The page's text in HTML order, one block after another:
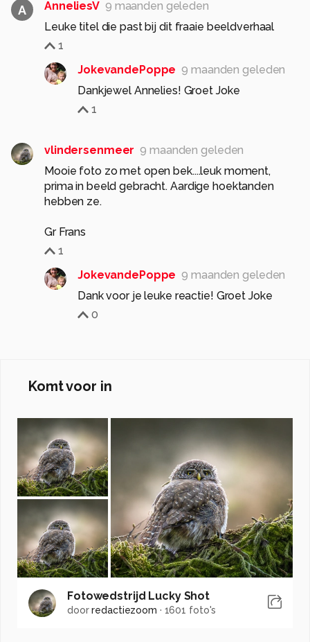
A AnneliesV 9 maanden geleden
Leuke titel die past bij dit fraaie beeldverhaal
1
JokevandePoppe 9 maanden geleden
Dankjewel Annelies! Groet Joke
1
vlindersenmeer 9 maanden geleden
Mooie foto zo met open bek....leuk moment,
prima in beeld gebracht. Aardige hoektanden
hebben ze.
Gr Frans
1
JokevandePoppe 9 maanden geleden
Dank voor je leuke reactie! Groet Joke
0
Komt voor in
Fotowedstrijd Lucky Shot
doorredactiezoom · 1601 foto's